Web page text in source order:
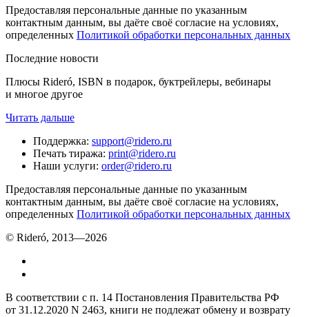
Предоставляя персональные данные по указанным
контактным данным, вы даёте своё согласие на условиях,
определенных Политикой обработки персональных данных
Последние новости
Плюсы Rideró, ISBN в подарок, буктрейлеры, вебинары
и многое другое
Читать дальше
Поддержка: support@ridero.ru
Печать тиража: print@ridero.ru
Наши услуги: order@ridero.ru
Предоставляя персональные данные по указанным
контактным данным, вы даёте своё согласие на условиях,
определенных Политикой обработки персональных данных
© Rideró, 2013—2026
В соответствии с п. 14 Постановления Правительства РФ
от 31.12.2020 N 2463, книги не подлежат обмену и возврату